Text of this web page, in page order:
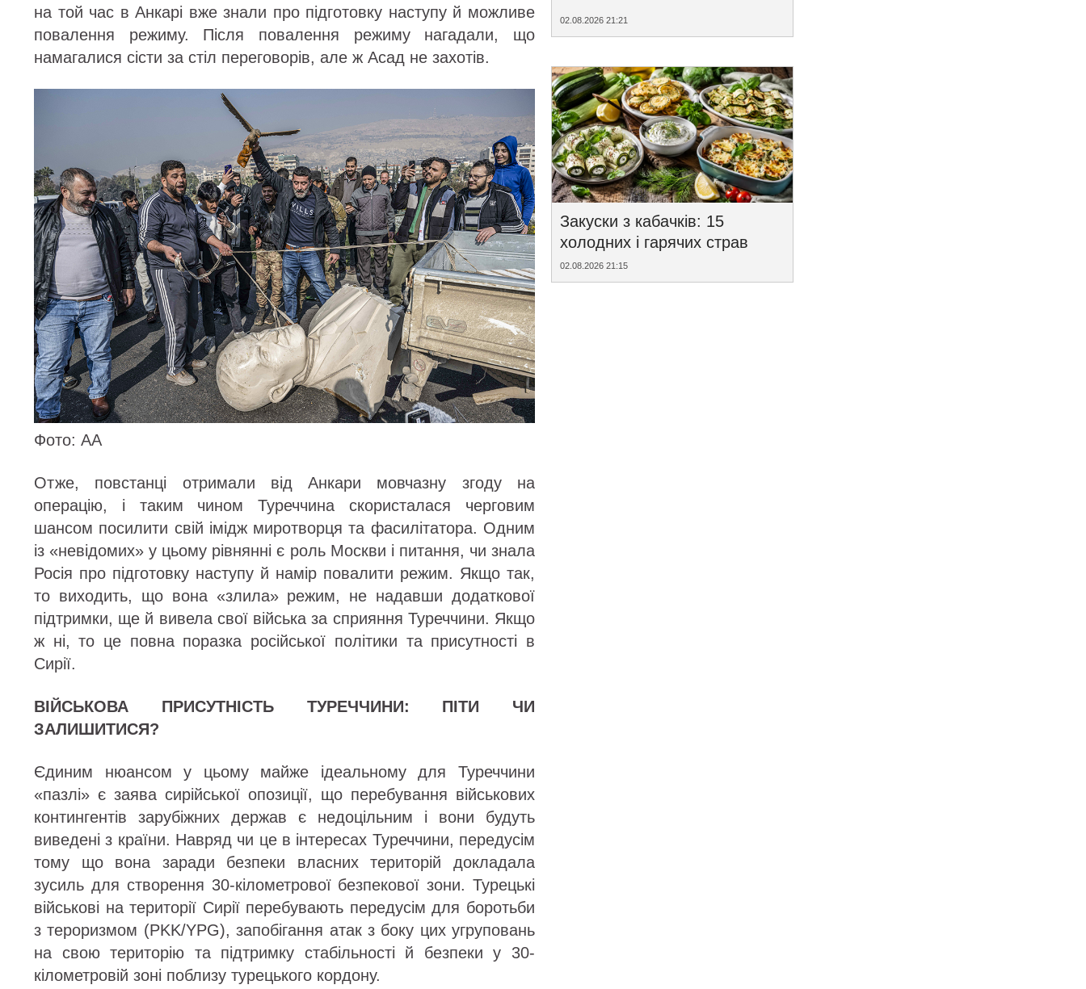
на той час в Анкарі вже знали про підготовку наступу й можливе
повалення режиму. Після повалення режиму нагадали, що
намагалися сісти за стіл переговорів, але ж Асад не захотів.
Фото: AA
Отже, повстанці отримали від Анкари мовчазну згоду на
операцію, і таким чином Туреччина скористалася черговим
шансом посилити свій імідж миротворця та фасилітатора. Одним
із «невідомих» у цьому рівнянні є роль Москви і питання, чи знала
Росія про підготовку наступу й намір повалити режим. Якщо так,
то виходить, що вона «злила» режим, не надавши додаткової
підтримки, ще й вивела свої війська за сприяння Туреччини. Якщо
ж ні, то це повна поразка російської політики та присутності в
Сирії.
ВІЙСЬКОВА ПРИСУТНІСТЬ ТУРЕЧЧИНИ: ПІТИ ЧИ
ЗАЛИШИТИСЯ?
Єдиним нюансом у цьому майже ідеальному для Туреччини
«пазлі» є заява сирійської опозиції, що перебування військових
контингентів зарубіжних держав є недоцільним і вони будуть
виведені з країни. Навряд чи це в інтересах Туреччини, передусім
тому що вона заради безпеки власних територій докладала
зусиль для створення 30-кілометрової безпекової зони. Турецькі
військові на території Сирії перебувають передусім для боротьби
з тероризмом (PKK/YPG), запобігання атак з боку цих угруповань
на свою територію та підтримку стабільності й безпеки у 30-
кілометровій зоні поблизу турецького кордону.
02.08.2026 21:21
Закуски з кабачків: 15
холодних і гарячих страв
02.08.2026 21:15